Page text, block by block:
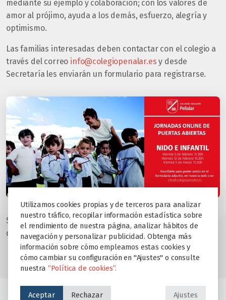
mediante su ejemplo y colaboración; con los valores de
amor al prójimo, ayuda a los demás, esfuerzo, alegría y
optimismo.
Las familias interesadas deben contactar con el colegio a
través del correo info@colegiopenalar.es y desde
Secretaría les enviarán un formulario para registrarse.
Si queréis conocernos, esta es una magnífica
oportunidad. ¡Os esperamos!
Utilizamos cookies propias y de terceros para analizar
nuestro tráfico, recopilar información estadística sobre
el rendimiento de nuestra página, analizar hábitos de
navegación y personalizar publicidad. Obtenga más
información sobre cómo empleamos estas cookies y
cómo cambiar su configuración en "Ajustes" o consulte
nuestra “Política de cookies”.
Aceptar Rechazar Ajustes